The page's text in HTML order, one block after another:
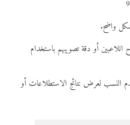
واضح.
أو دقة تصويبهم باستخدام
النسب لعرض نتائج الاستطلاعات أو